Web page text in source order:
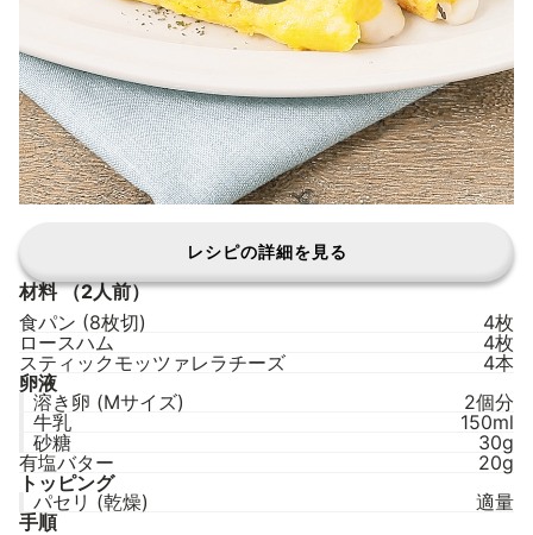
レシピの詳細を見る
材料（2人前）
食パン (8枚切)
4枚
ロースハム
4枚
スティックモッツァレラチーズ
4本
卵液
溶き卵 (Mサイズ)
2個分
牛乳
150ml
砂糖
30g
有塩バター
20g
トッピング
パセリ (乾燥)
適量
手順